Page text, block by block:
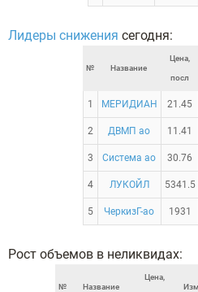
Лидеры снижения сегодня:
№ Название
Цена,
посл
1 МЕРИДИАН 21.45
2 ДВМП ао 11.41
3 Система ао 30.76
4 ЛУКОЙЛ 5341.5
5 ЧеркизГ-ао 1931
Рост объемов в неликвидах:
№ Название
Цена,